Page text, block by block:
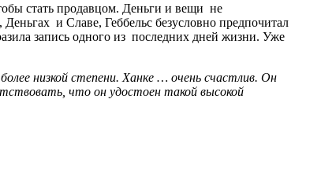
стать продавцом. Деньги и вещи не
и Славе, Геббельс безусловно предпочитал
запись одного из последних дней жизни. Уже
низкой степени. Ханке … очень счастлив. Он
что он удостоен такой высокой